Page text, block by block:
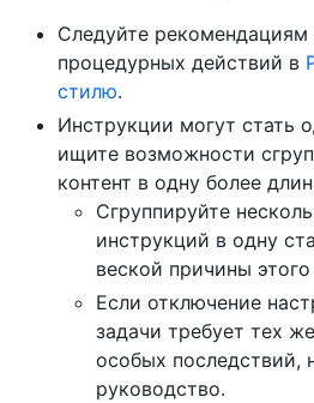
Следуйте
процедурных действий в
стилю.
Инструкции могут стать
ищите возможности
контент в одну более
Сгруппируйте
инструкций в одну
веской причины этого
Если отключение
задачи требует тех
особых последствий,
руководство.